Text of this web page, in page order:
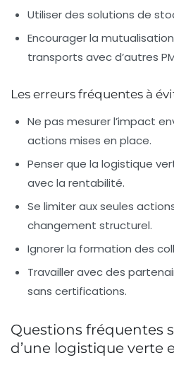
Utiliser des solutions de
Encourager la
transports avec d’autres
Les erreurs fréquentes à
Ne pas mesurer l’impact
actions mises en place.
Penser que la logistique
avec la rentabilité.
Se limiter aux seules
changement structurel.
Ignorer la formation des
Travailler avec des
sans certifications.
Questions fréquentes
d’une logistique verte